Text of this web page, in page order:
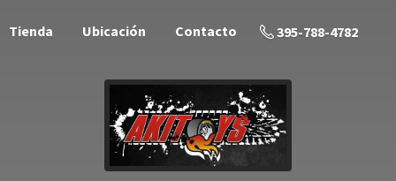
Tienda Ubicación Contacto 395-788-4782